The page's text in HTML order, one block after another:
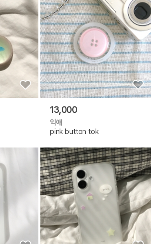
13,000
익애
pink button tok